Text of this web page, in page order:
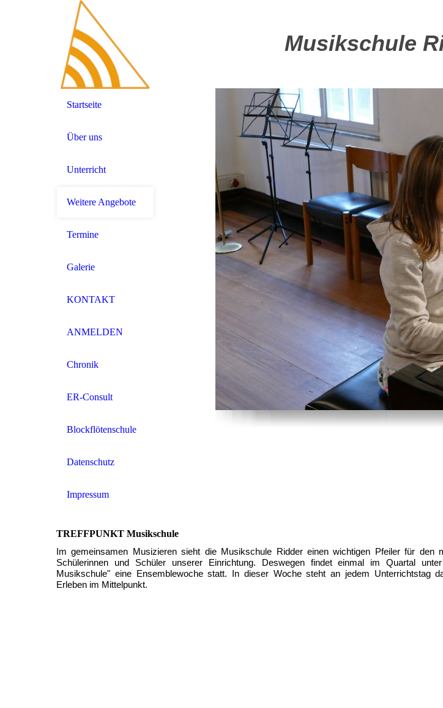
Musikschule
Startseite
Über uns
Unterricht
Weitere Angebote
Termine
Galerie
KONTAKT
ANMELDEN
Chronik
ER-Consult
Blockflötenschule
Datenschutz
Impressum
TREFFPUNKT Musikschule
Im gemeinsamen Musizieren sieht die Musikschule Ridder einen wichtigen Pfeiler für den
Schülerinnen und Schüler unserer Einrichtung. Deswegen findet einmal im Quartal
Musikschule" eine Ensemblewoche statt. In dieser Woche steht an jedem Unterrichtstag
Erleben im Mittelpunkt.